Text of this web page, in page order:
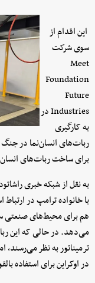
این اقدام از
سوی شرکت
Meet
Foundation
Future
Industries در
به کارگیری
ربات‌های انسان‌نما در
برای ساخت ربات‌های
به نقل از شبکه خبری
با خانواده ترامپ در
هم برای محیط‌های صنعتی
می‌دهد. در حالی که این
ترمیناتور به نظر می‌رسند،
در اوکراین برای استفاده